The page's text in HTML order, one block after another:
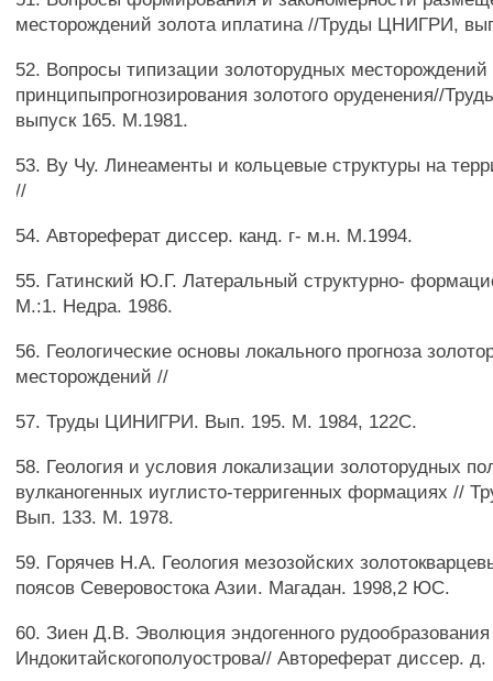
месторождений золота иплатина //Труды ЦНИГРИ,
52. Вопросы типизации золоторудных
принципыпрогнозирования золотого оруденения//
выпуск 165. М.1981.
53. By Чу. Линеаменты и кольцевые структуры на
//
54. Автореферат диссер. канд. г- м.н. М.1994.
55. Гатинский Ю.Г. Латеральный структурно-
М.:1. Недра. 1986.
56. Геологические основы локального прогноза
месторождений //
57. Труды ЦИНИГРИ. Вып. 195. М. 1984, 122С.
58. Геология и условия локализации золоторудных
вулканогенных иуглисто-терригенных формациях //
Вып. 133. М. 1978.
59. Горячев Н.А. Геология мезозойских
поясов Северовостока Азии. Магадан. 1998,2 ЮС.
60. Зиен Д.В. Эволюция эндогенного рудообразования
Индокитайскогополуострова// Автореферат диссер.